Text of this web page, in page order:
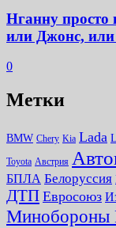
Нганну просто
или Джонс, или
0
Метки
BMW Chery Kia Lada
Toyota Австрия
БПЛА Белоруссия
ДТП Евросоюз